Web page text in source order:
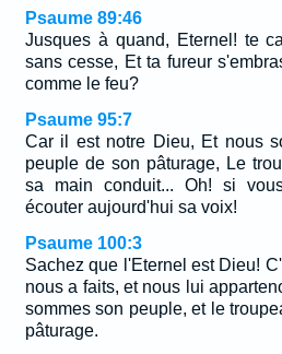
Psaume 89:46
Jusques à quand, Eternel! te
sans cesse, Et ta fureur
comme le feu?
Psaume 95:7
Car il est notre Dieu, Et nous
peuple de son pâturage, Le
sa main conduit... Oh! si
écouter aujourd'hui sa voix!
Psaume 100:3
Sachez que l'Eternel est Dieu!
nous a faits, et nous lui
sommes son peuple, et le
pâturage.